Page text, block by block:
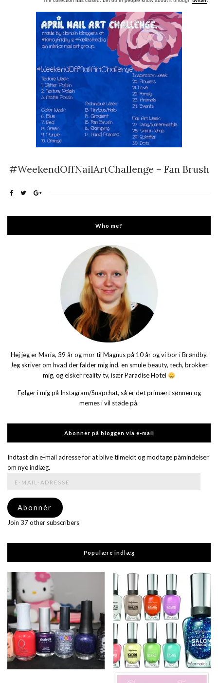
#WeekendOffNailArtChallenge – Fan Brush
Who me?
Hej jeg er Maria, 39 år og mor til Magnus på 10 år og vi bor i Brøndby.
Jeg skriver om hvad der falder mig ind, en smule beauty, tech, brokker
mig, og elsker reality tv, især Paradise Hotel
Følger i mig på Instagram/Snapchat, så er det primært sønnen og
memes i vil støde på.
Abonner på bloggen via e-mail
Indtast din e-mail adresse for at blive tilmeldt og modtage påmindelser
om nye indlæg.
adresse
Abonnér
Join 37 other subscribers
Populære indlæg